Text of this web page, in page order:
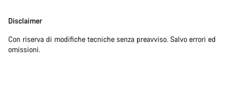
Disclaimer
Con riserva di modifiche tecniche senza preavviso. Salvo errori ed
omissioni.